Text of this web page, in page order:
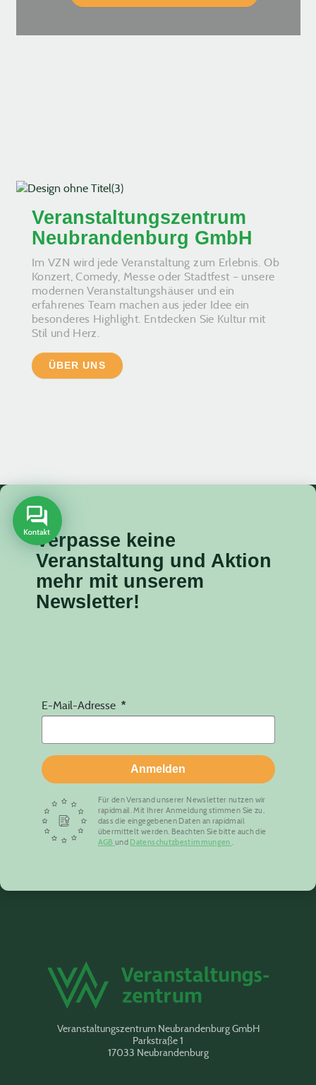
Veranstaltungszentrum
Neubrandenburg GmbH
Im VZN wird jede Veranstaltung zum Erlebnis. Ob
Konzert, Comedy, Messe oder Stadtfest – unsere
modernen Veranstaltungshäuser und ein
erfahrenes Team machen aus jeder Idee ein
besonderes Highlight. Entdecken Sie Kultur mit
Stil und Herz.
ÜBER UNS
Verpasse keine
Veranstaltung und Aktion
mehr mit unserem
Newsletter!
E-Mail-Adresse
Anmelden
Für den Versand unserer Newsletter nutzen wir
rapidmail. Mit Ihrer Anmeldung stimmen Sie zu,
dass die eingegebenen Daten an rapidmail
übermittelt werden. Beachten Sie bitte auch die
AGB und Datenschutzbestimmungen
Veranstaltungszentrum Neubrandenburg GmbH
Parkstraße 1
17033 Neubrandenburg